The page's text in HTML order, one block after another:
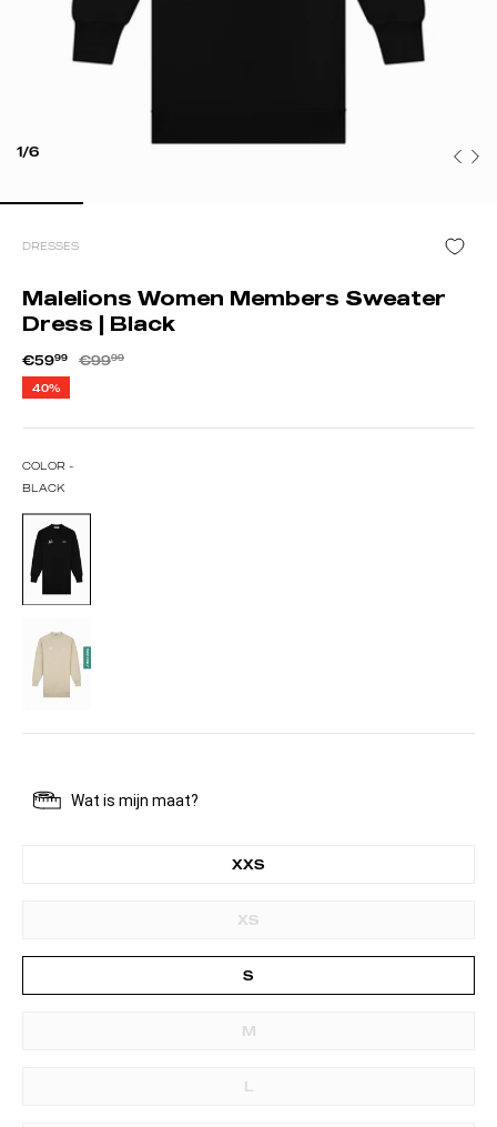
1/6
DRESSES
Malelions Women Members Sweater
Dress | Black
€5999 €9999
40%
COLOR -
BLACK
BLACK
XXS
XS
S
M
L